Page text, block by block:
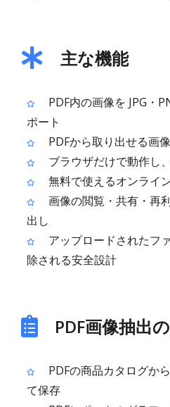
主な機能
PDF内の画像を JPG・
ポート
PDFから取り出せる画
ブラウザだけで動作し
無料で使えるオンライ
画像の閲覧・共有・再
出し
アップロードされたフ
除される安全設計
PDF画像抽出
PDFの商品カタログか
て保存